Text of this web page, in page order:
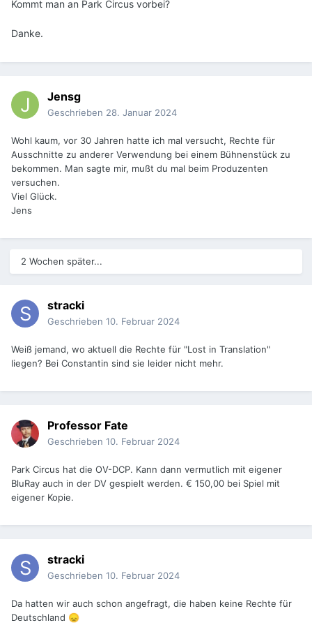
Kommt man an Park Circus vorbei?
Danke.
Jensg
Geschrieben 28. Januar 2024
Wohl kaum, vor 30 Jahren hatte ich mal versucht, Rechte für
Ausschnitte zu anderer Verwendung bei einem Bühnenstück zu
bekommen. Man sagte mir, mußt du mal beim Produzenten
versuchen.
Viel Glück.
Jens
2 Wochen später...
stracki
Geschrieben 10. Februar 2024
Weiß jemand, wo aktuell die Rechte für "Lost in Translation"
liegen? Bei Constantin sind sie leider nicht mehr.
Professor Fate
Geschrieben 10. Februar 2024
Park Circus hat die OV-DCP. Kann dann vermutlich mit eigener
BluRay auch in der DV gespielt werden. € 150,00 bei Spiel mit
eigener Kopie.
stracki
Geschrieben 10. Februar 2024
Da hatten wir auch schon angefragt, die haben keine Rechte für
Deutschland 😞